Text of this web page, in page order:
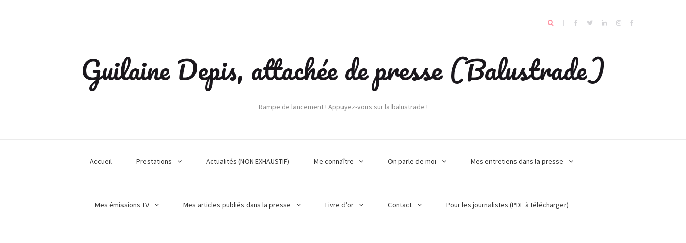
Guilaine Depis, attachée de presse (Balustrade)
Rampe de lancement ! Appuyez-vous sur la balustrade !
Accueil Prestations Actualités (NON EXHAUSTIF) Me connaître On parle de moi Mes entretiens dans la presse
Mes émissions TV Mes articles publiés dans la presse Livre d’or Contact Pour les journalistes (PDF à télécharger)